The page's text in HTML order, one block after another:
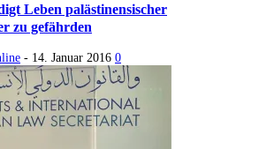
Leben palästinensischer
zu gefährden
- 14. Januar 2016 0